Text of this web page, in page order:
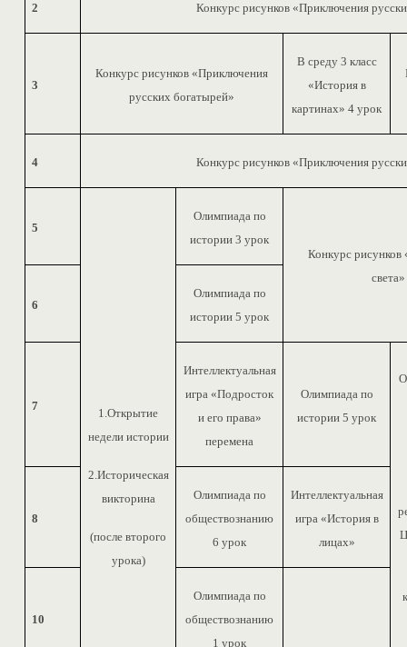
2 Конкурс рисунков «Приключения
3
Конкурс рисунков «Приключения
русских богатырей»
В среду 3 класс
«История в
картинах» 4 урок
4 Конкурс рисунков «Приключения
5
1.Открытие
недели истории
2.Историческая
викторина
(после второго
урока)
Олимпиада по
истории 3 урок
Конкурс рисунков
света»
6
Олимпиада по
истории 5 урок
7
Интеллектуальная
игра «Подросток
и его права»
перемена
Олимпиада по
истории 5 урок
8
Олимпиада по
обществознанию
6 урок
Интеллектуальная
игра «История в
лицах»
10
Олимпиада по
обществознанию
1 урок